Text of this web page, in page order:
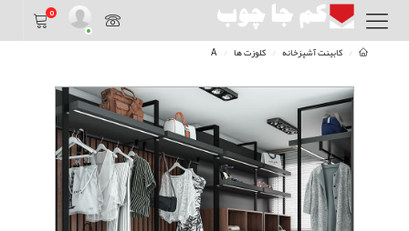
0
کابینت آشپزخانه کلوزت ها A